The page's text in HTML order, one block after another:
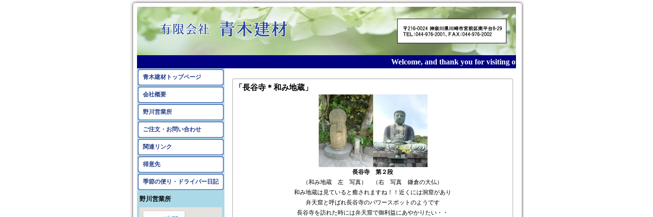
Welcome, and thank you for visiting our website! 産業廃棄物収集運搬は青木建材
青木建材トップページ
会社概要
野川営業所
ご注文・お問い合わせ
関連リンク
得意先
季節の便り・ドライバー日記
野川営業所
「長谷寺＊和み地蔵」
長谷寺 第２段
（和み地蔵 左 写真） （右 写真 鎌倉の大仏）
和み地蔵は見ていると癒されますね！！近くには洞窟があり
弁天窟と呼ばれ長谷寺のパワースポットのようです
長谷寺を訪れた時には弁天窟で御利益にあやかりたい・・